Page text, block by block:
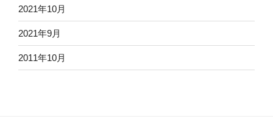
2021年10月
2021年9月
2011年10月